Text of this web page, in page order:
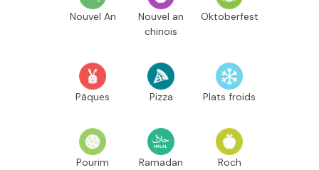
Nouvel An
Nouvel an
chinois
Oktoberfest
Pâques Pizza Plats froids
Pourim Ramadan Roch